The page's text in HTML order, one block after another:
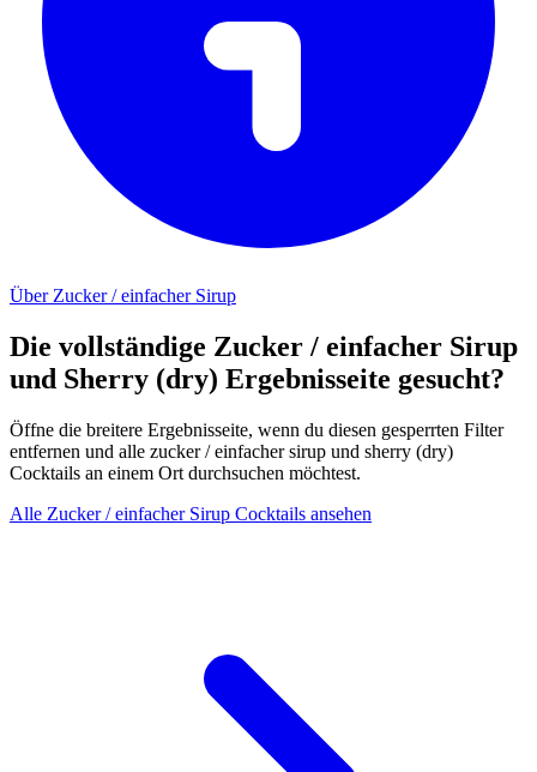
Über Zucker / einfacher Sirup
Die vollständige Zucker / einfacher Sirup
und Sherry (dry) Ergebnisseite gesucht?
Öffne die breitere Ergebnisseite, wenn du diesen gesperrten Filter
entfernen und alle zucker / einfacher sirup und sherry (dry)
Cocktails an einem Ort durchsuchen möchtest.
Alle Zucker / einfacher Sirup Cocktails ansehen